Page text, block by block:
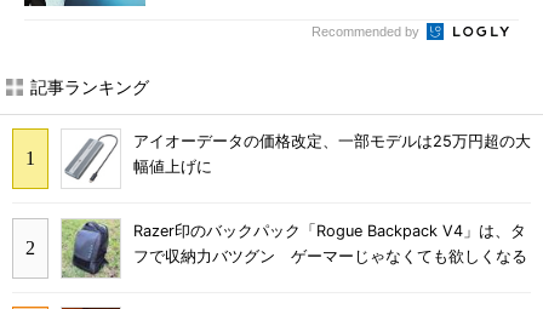
Recommended by
記事ランキング
アイオーデータの価格改定、一部モデルは25万円超の大
幅値上げに
Razer印のバックパック「Rogue Backpack V4」は、タ
フで収納力バツグン ゲーマーじゃなくても欲しくなる